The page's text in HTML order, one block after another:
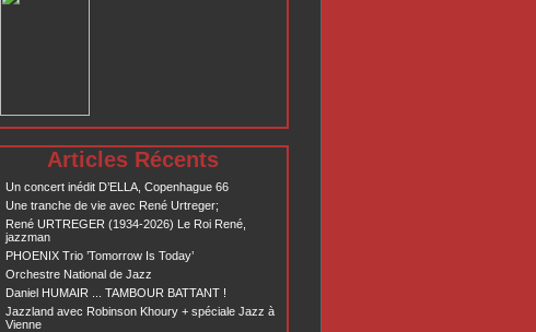
Articles Récents
Un concert inédit D’ELLA, Copenhague 66
Une tranche de vie avec René Urtreger;
René URTREGER (1934-2026) Le Roi René,
jazzman
PHOENIX Trio ’Tomorrow Is Today’
Orchestre National de Jazz
Daniel HUMAIR ... TAMBOUR BATTANT !
Jazzland avec Robinson Khoury + spéciale Jazz à
Vienne